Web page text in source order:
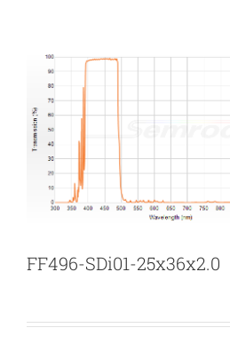
下载中心
新闻和活动
关于量感
联系我们
FF496-SDi01-25x36x2.0